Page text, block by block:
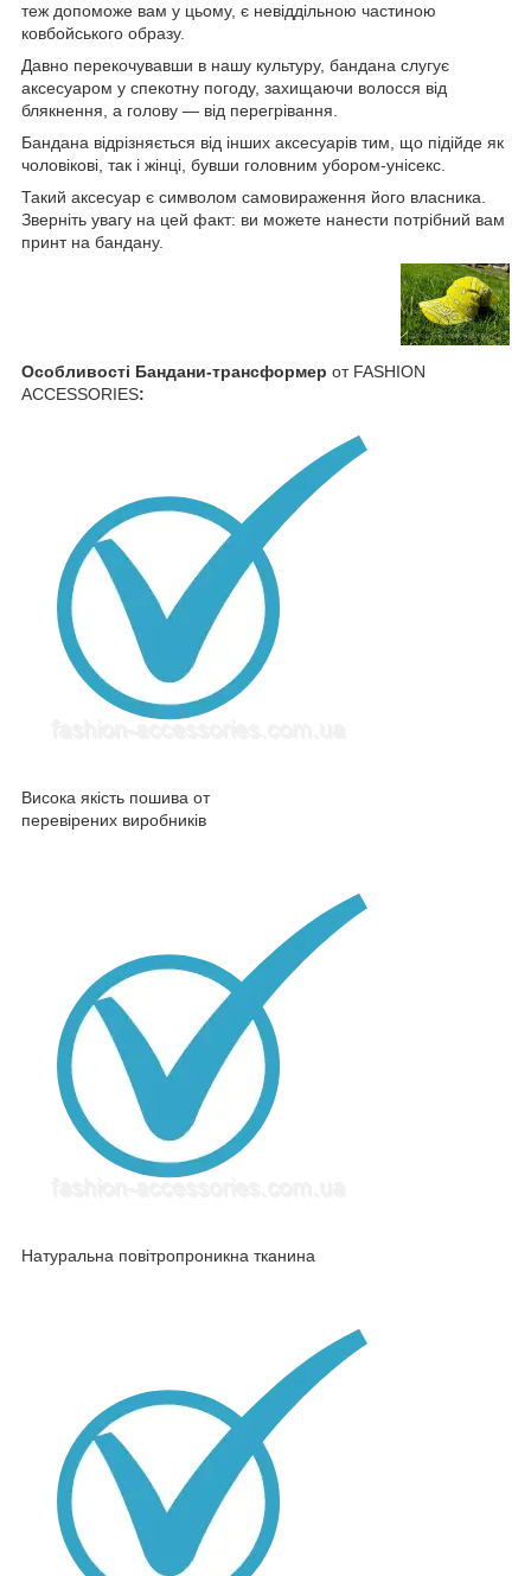
теж допоможе вам у цьому, є невіддільною частиною
ковбойського образу.
Давно перекочувавши в нашу культуру, бандана слугує
аксесуаром у спекотну погоду, захищаючи волосся від
блякнення, а голову — від перегрівання.
Бандана відрізняється від інших аксесуарів тим, що підійде як
чоловікові, так і жінці, бувши головним убором-унісекс.
Такий аксесуар є символом самовираження його власника.
Зверніть увагу на цей факт: ви можете нанести потрібний вам
принт на бандану.
Особливості Бандани-трансформер от FASHION
ACCESSORIES:
Висока якість пошива от
перевірених виробників
Натуральна повітропроникна тканина